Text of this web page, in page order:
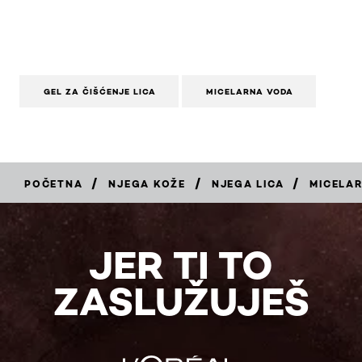
GEL ZA ČIŠĆENJE LICA MICELARNA VODA
POČETNA / NJEGA KOŽE / NJEGA LICA /
KUPI
JER TI TO
ZASLUŽUJEŠ